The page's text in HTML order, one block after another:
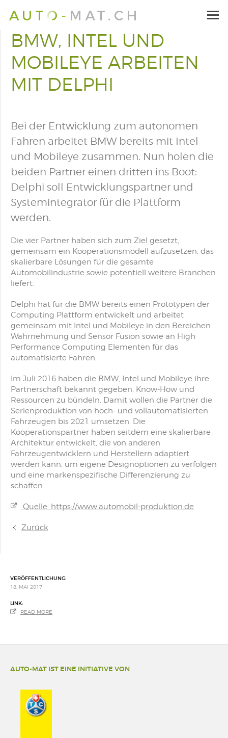
BMW, INTEL UND
MOBILEYE ARBEITEN
MIT DELPHI
Bei der Entwicklung zum autonomen
Fahren arbeitet BMW bereits mit Intel
und Mobileye zusammen. Nun holen die
beiden Partner einen dritten ins Boot:
Delphi soll Entwicklungspartner und
Systemintegrator für die Plattform
werden.
Die vier Partner haben sich zum Ziel gesetzt,
gemeinsam ein Kooperationsmodell aufzusetzen, das
skalierbare Lösungen für die gesamte
Automobilindustrie sowie potentiell weitere Branchen
liefert.
Delphi hat für die BMW bereits einen Prototypen der
Computing Plattform entwickelt und arbeitet
gemeinsam mit Intel und Mobileye in den Bereichen
Wahrnehmung und Sensor Fusion sowie an High
Performance Computing Elementen für das
automatisierte Fahren.
Im Juli 2016 haben die BMW, Intel und Mobileye ihre
Partnerschaft bekannt gegeben, Know-How und
Ressourcen zu bündeln. Damit wollen die Partner die
Serienproduktion von hoch- und vollautomatisierten
Fahrzeugen bis 2021 umsetzen. Die
Kooperationspartner haben seitdem eine skalierbare
Architektur entwickelt, die von anderen
Fahrzeugentwicklern und Herstellern adaptiert
werden kann, um eigene Designoptionen zu verfolgen
und eine markenspezifische Differenzierung zu
schaffen.
Quelle: https://www.automobil-produktion.de
Zurück
VERÖFFENTLICHUNG:
18. MAI 2017
LINK:
READ MORE
AUTO-MAT IST EINE INITIATIVE VON